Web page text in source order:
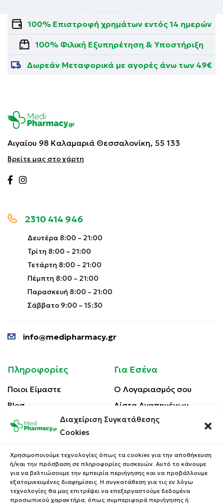
Διαχείριση Συγκατάθεσης
Cookies
Χρησιμοποιούμε τεχνολογίες όπως τα cookies για την αποθήκευση
ή/και την πρόσβαση σε πληροφορίες συσκευών. Αυτό το κάνουμε
για να βελτιώσουμε την εμπειρία περιήγησης και να προβάλλουμε
εξατομικευμένες διαφημίσεις. Η συγκατάθεση για τις εν λόγω
τεχνολογίες θα μας επιτρέψει να επεξεργαστούμε δεδομένα
προσωπικού χαρακτήρα, όπως συμπεριφορά περιήγησης ή
100% Επιστροφή χρημάτων εντός 14 ημερών
100% Φιλική Εξυπηρέτηση & Υποστήριξη
Δωρεάν Μεταφορικά με αγορές άνω των 49€
Αιγαίου 98 Καλαμαριά Θεσσαλονίκη, 55 133
Βρείτε μας στο χάρτη
2310 414 946
Δευτέρα 8:00 – 21:00
Τρίτη 8:00 – 21:00
Τετάρτη 8:00 – 21:00
Πέμπτη 8:00 – 21:00
Παρασκευή 8:00 – 21:00
Σάββατο 9:00 – 15:30
info@medipharmacy.gr
Πληροφορίες
Ποιοι Είμαστε
Blog
Επικοινωνία
Πολιτική Απορρήτου
Τρόποι Αποστολής
Τρόποι Πληρωμής
Για Εσένα
Ο Λογαριασμός σου
Λίστα Αγαπημένων
Οι Παραγγελίες σου
Κέρδισε Κουπόνι
Έκπτωσης